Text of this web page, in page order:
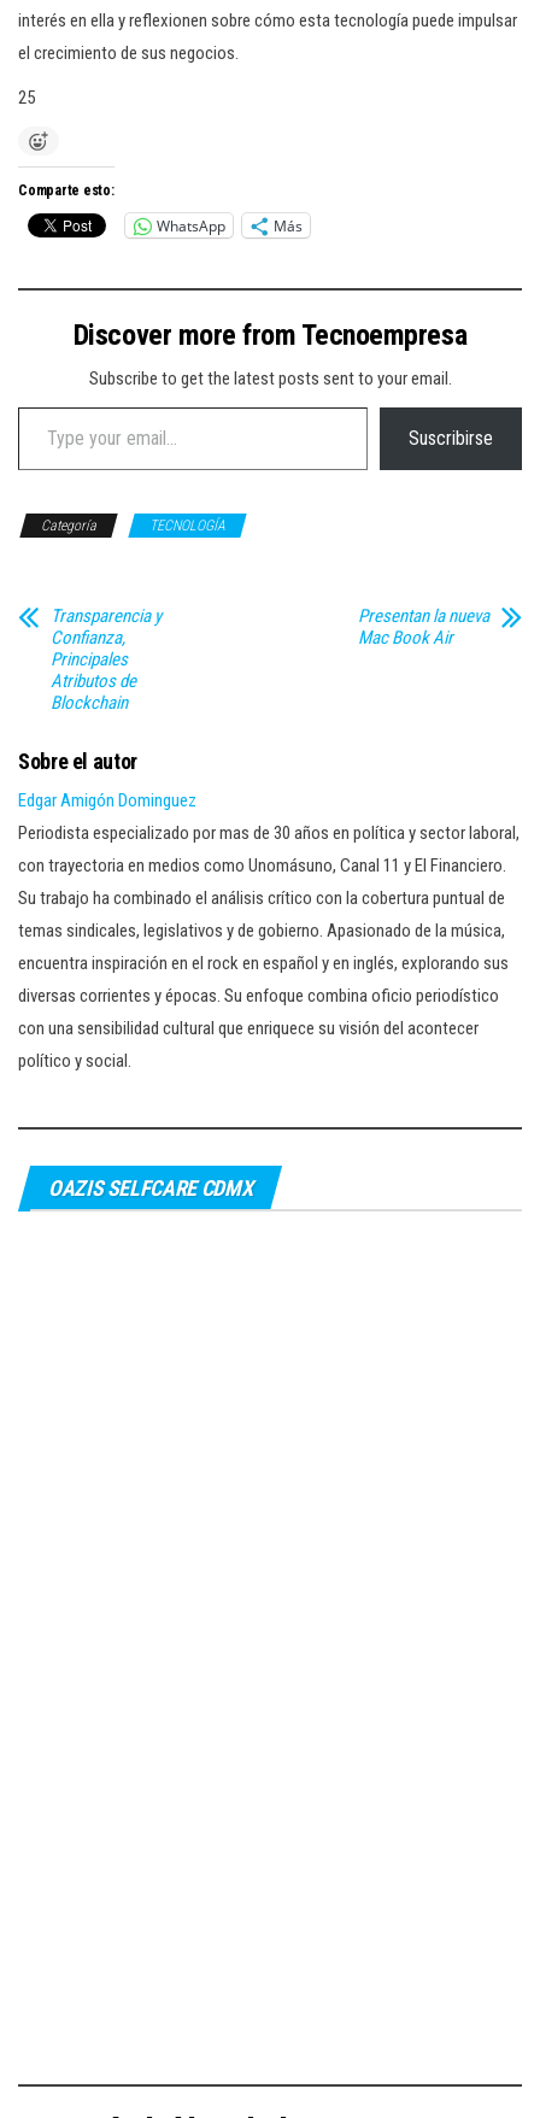
interés en ella y reflexionen sobre cómo esta tecnología puede impulsar
el crecimiento de sus negocios.
25
Comparte esto:
WhatsApp Más
Discover more from Tecnoempresa
Subscribe to get the latest posts sent to your email.
Type your email…
Suscribirse
Categoría TECNOLOGÍA
Transparencia y
Confianza,
Principales
Atributos de
Blockchain
Presentan la nueva
Mac Book Air
Sobre el autor
Edgar Amigón Dominguez
Periodista especializado por mas de 30 años en política y sector laboral,
con trayectoria en medios como Unomásuno, Canal 11 y El Financiero.
Su trabajo ha combinado el análisis crítico con la cobertura puntual de
temas sindicales, legislativos y de gobierno. Apasionado de la música,
encuentra inspiración en el rock en español y en inglés, explorando sus
diversas corrientes y épocas. Su enfoque combina oficio periodístico
con una sensibilidad cultural que enriquece su visión del acontecer
político y social.
OAZIS SELFCARE CDMX